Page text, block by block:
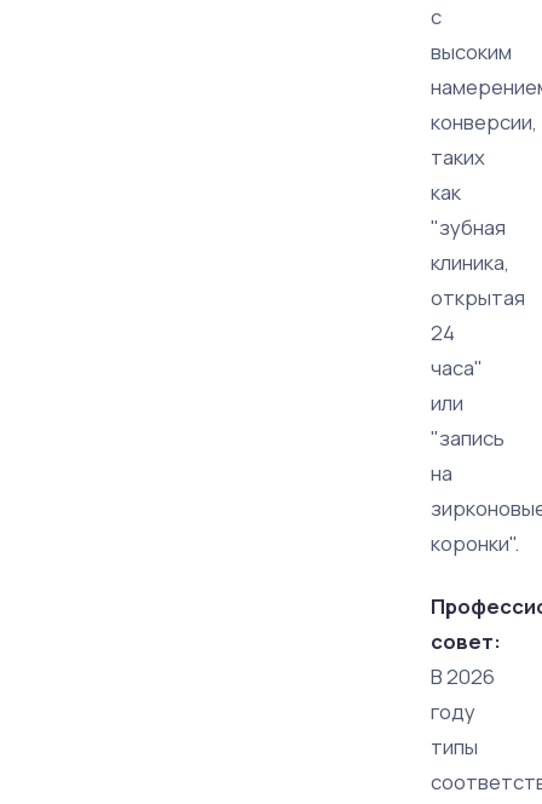
с
высоким
конверсии,
таких
как
"зубная
клиника,
открытая
24
часа"
или
"запись
на
коронки".
совет:
В 2026
году
типы